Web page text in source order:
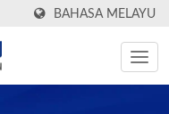
BAHASA MELAYU